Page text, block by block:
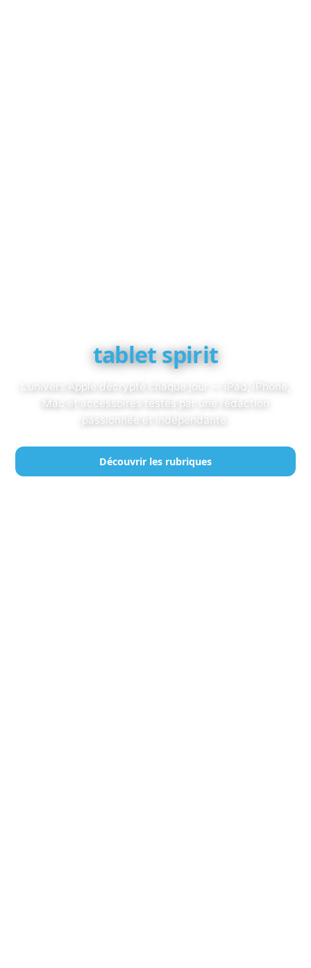
tablet spirit
L’univers Apple décrypté chaque jour — iPad, iPhone,
Mac et accessoires testés par une rédaction
passionnée et indépendante.
Découvrir les rubriques